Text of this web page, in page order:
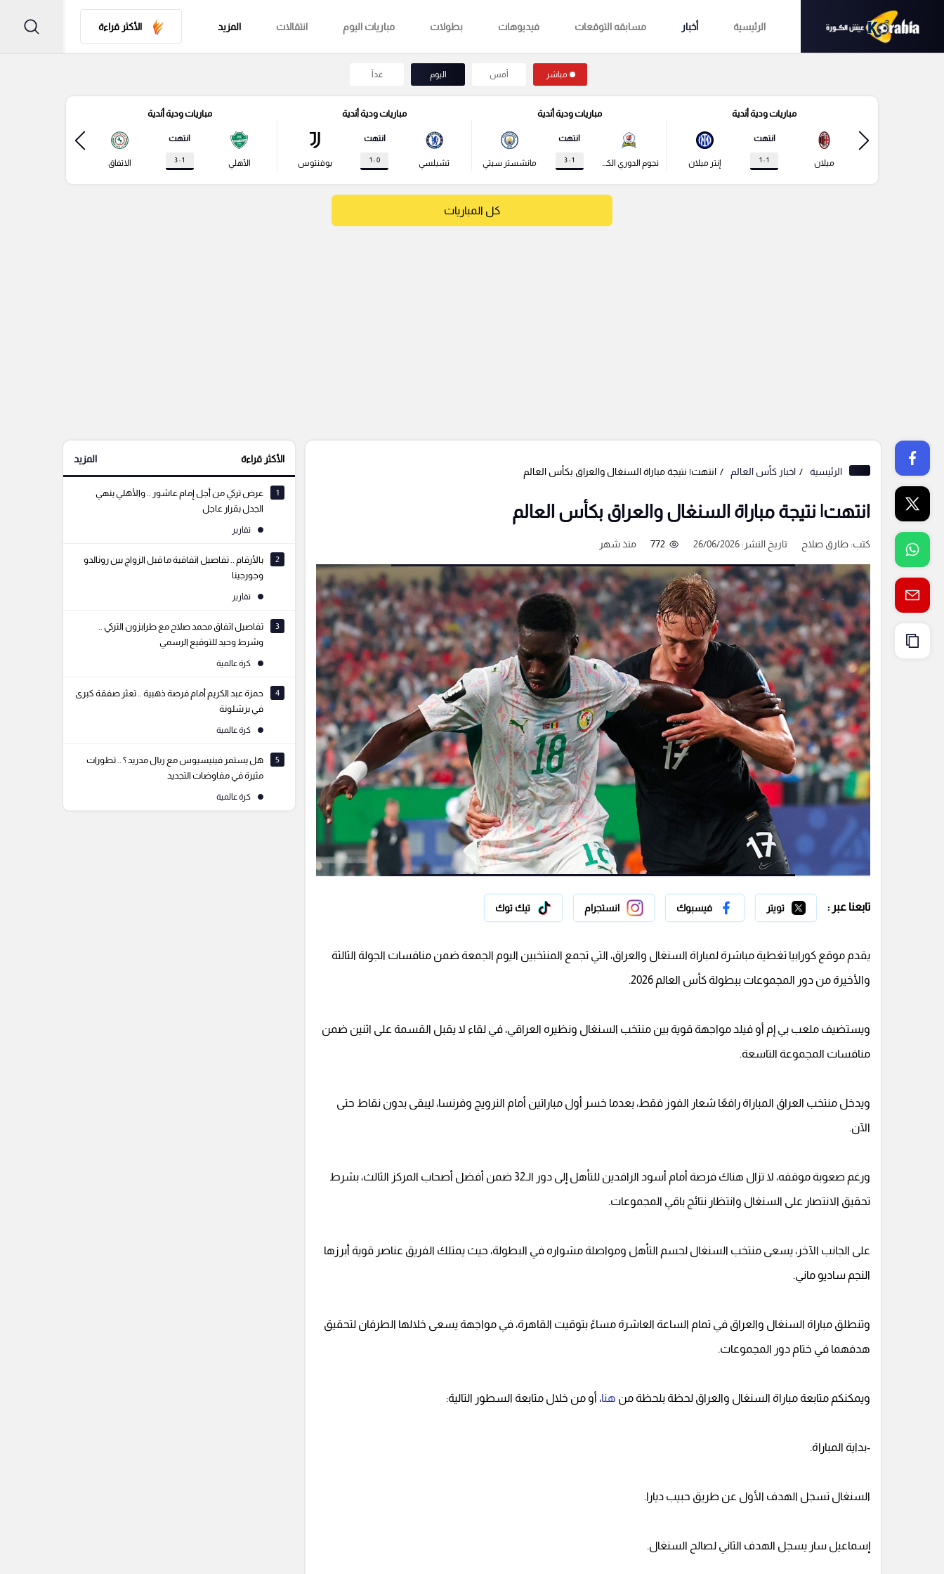
الرئيسية أخبار مسابقه التوقعات فيديوهات بطولات مباريات اليوم انتقالات المزيد الأكثر قراءة
مباشر أمس اليوم غداً
مباريات ودية أندية
ميلان
انتهت
1 : 1 إنتر ميلان
مباريات ودية أندية
نجوم الدوري الكوري
انتهت
1 : 3 مانشستر سيتي
مباريات ودية أندية
تشيلسي
انتهت
0 : 1 يوفنتوس
مباريات ودية أندية
الأهلي
انتهت
1 : 3 الاتفاق
كل المباريات
الرئيسية اخبار كأس العالم انتهت| نتيجة مباراة السنغال والعراق بكأس العالم
انتهت| نتيجة مباراة السنغال والعراق بكأس العالم
كتب:طارق صلاح تاريخ النشر: 26/06/2026 772 منذ شهر
تابعنا عبر : تويتر فيسبوك انستجرام تيك توك
يقدم موقع كورابيا تغطية مباشرة لمباراة السنغال والعراق، التي تجمع المنتخبين اليوم الجمعة ضمن منافسات الجولة الثالثة
والأخيرة من دور المجموعات ببطولة كأس العالم 2026.
ويستضيف ملعب بي إم أو فيلد مواجهة قوية بين منتخب السنغال ونظيره العراقي، في لقاء لا يقبل القسمة على اثنين ضمن
منافسات المجموعة التاسعة.
ويدخل منتخب العراق المباراة رافعًا شعار الفوز فقط، بعدما خسر أول مباراتين أمام النرويج وفرنسا، ليبقى بدون نقاط حتى
الآن.
ورغم صعوبة موقفه، لا تزال هناك فرصة أمام أسود الرافدين للتأهل إلى دور الـ32 ضمن أفضل أصحاب المركز الثالث، بشرط
تحقيق الانتصار على السنغال وانتظار نتائج باقي المجموعات.
على الجانب الآخر، يسعى منتخب السنغال لحسم التأهل ومواصلة مشواره في البطولة، حيث يمتلك الفريق عناصر قوية أبرزها
النجم ساديو ماني.
وتنطلق مباراة السنغال والعراق في تمام الساعة العاشرة مساءً بتوقيت القاهرة، في مواجهة يسعى خلالها الطرفان لتحقيق
هدفهما في ختام دور المجموعات.
ويمكنكم متابعة مباراة السنغال والعراق لحظة بلحظة من هنا، أو من خلال متابعة السطور التالية:
-بداية المباراة.
السنغال تسجل الهدف الأول عن طريق حبيب ديارا.
إسماعيل سار يسجل الهدف الثاني لصالح السنغال.
الأكثر قراءة المزيد
1
عرض تركي من أجل إمام عاشور .. والأهلي ينهي
الجدل بقرار عاجل
تقارير
2
بالأرقام .. تفاصيل اتفاقية ما قبل الزواج بين رونالدو
وجورجينا
تقارير
3
تفاصيل اتفاق محمد صلاح مع طرابزون التركي ..
وشرط وحيد للتوقيع الرسمي
كرة عالمية
4
حمزة عبد الكريم أمام فرصة ذهبية .. تعثر صفقة كبرى
في برشلونة
كرة عالمية
5
هل يستمر فينيسيوس مع ريال مدريد ؟ .. تطورات
مثيرة في مفاوضات التجديد
كرة عالمية